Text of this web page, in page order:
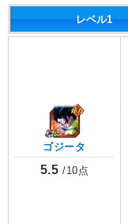
レベル1
ゴジータ
5.5 /10点